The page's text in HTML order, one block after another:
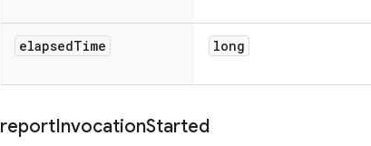
elapsedTime long
reportInvocationStarted